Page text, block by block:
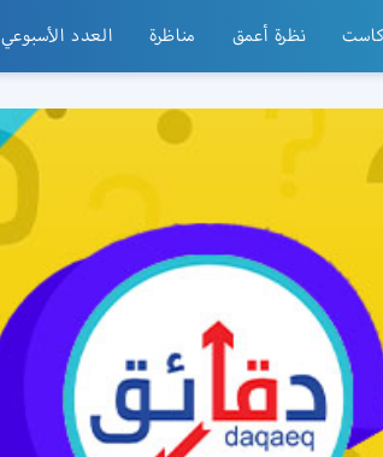
نظرة أعمق مناظرة العدد الأسبوعي